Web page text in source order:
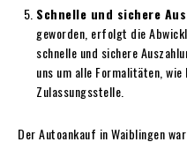
Schnelle und sichere
geworden, erfolgt die
schnelle und sichere
uns um alle Formalitäten,
Zulassungsstelle.
Der Autoankauf in Waiblingen